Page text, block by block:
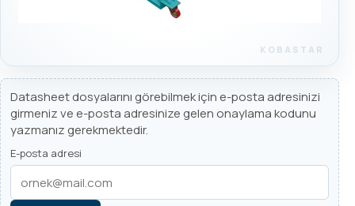
Datasheet dosyalarını görebilmek için e-posta adresinizi
girmeniz ve e-posta adresinize gelen onaylama kodunu
yazmanız gerekmektedir.
E-posta adresi